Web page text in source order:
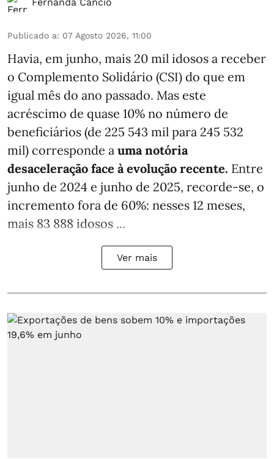
Publicado a: 07 Agosto 2026, 11:00
Havia, em junho, mais 20 mil idosos a receber
o Complemento Solidário (CSI) do que em
igual mês do ano passado. Mas este
acréscimo de quase 10% no número de
beneficiários (de 225 543 mil para 245 532
mil) corresponde a uma notória
desaceleração face à evolução recente. Entre
junho de 2024 e junho de 2025, recorde-se, o
incremento fora de 60%: nesses 12 meses,
mais 83 888 idosos ...
Ver mais